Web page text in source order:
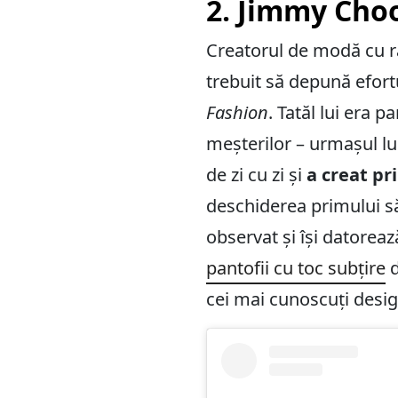
2. Jimmy
Creatorul de modă cu
trebuit să depună
Fashion. Tatăl lui era
meșterilor – urmașul
de zi cu zi și a creat
deschiderea primului
observat și își
pantofii cu toc subțire
cei mai cunoscuți